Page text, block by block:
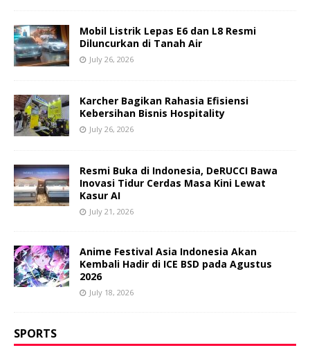
Mobil Listrik Lepas E6 dan L8 Resmi
Diluncurkan di Tanah Air
July 26, 2026
Karcher Bagikan Rahasia Efisiensi
Kebersihan Bisnis Hospitality
July 26, 2026
Resmi Buka di Indonesia, DeRUCCI Bawa
Inovasi Tidur Cerdas Masa Kini Lewat
Kasur AI
July 21, 2026
Anime Festival Asia Indonesia Akan
Kembali Hadir di ICE BSD pada Agustus
2026
July 18, 2026
SPORTS